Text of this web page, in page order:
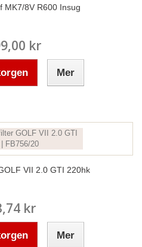
MK7/8V R600 Insug
kr
Mer
VII 2.0 GTI 220hk
kr
Mer